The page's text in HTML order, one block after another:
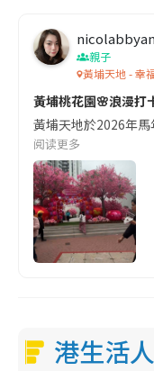
nicolabbyan
親子
黃埔天地 - 幸
黃埔桃花園🌸浪漫打
黃埔天地於2026年
阅读更多
港生活